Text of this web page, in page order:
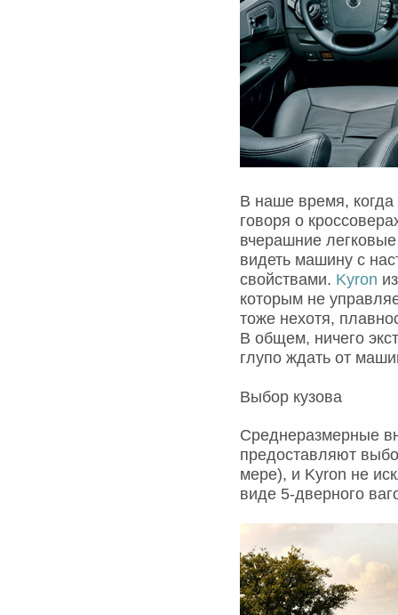
В наше время,
говоря о
вчерашние
видеть машину с
свойствами. Kyron
которым не
тоже нехотя,
В общем, ничего
глупо ждать от
Выбор кузова
Среднеразмерные
предоставляют
мере), и Kyron не
виде 5-дверного